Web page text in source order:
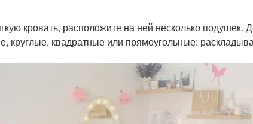
кровать, расположите на ней несколько подушек.
круглые, квадратные или прямоугольные: